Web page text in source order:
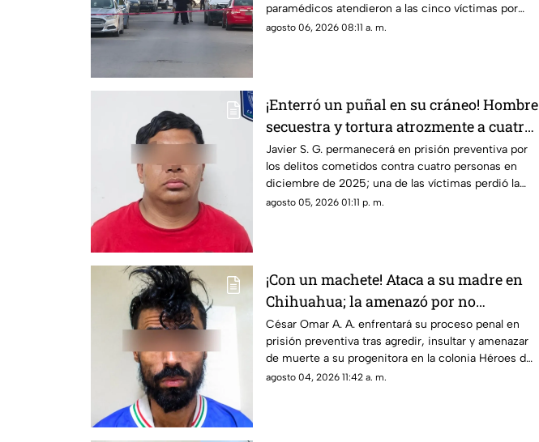
paramédicos atendieron a las cinco víctimas por
heridas de esquirlas.
agosto 06, 2026 08:11 a. m.
¡Enterró un puñal en su cráneo! Hombre
secuestra y tortura atrozmente a cuatro;
asesinan a uno en Riberas del Bravo
Javier S. G. permanecerá en prisión preventiva por
los delitos cometidos contra cuatro personas en
diciembre de 2025; una de las víctimas perdió la
vida a causa de la agresión directa en la cabeza
agosto 05, 2026 01:11 p. m.
¡Con un machete! Ataca a su madre en
Chihuahua; la amenazó por no
despertarlo para ir a trabajar
César Omar A. A. enfrentará su proceso penal en
prisión preventiva tras agredir, insultar y amenazar
de muerte a su progenitora en la colonia Héroes de
la Revolución de Parral, Chihuahua
agosto 04, 2026 11:42 a. m.